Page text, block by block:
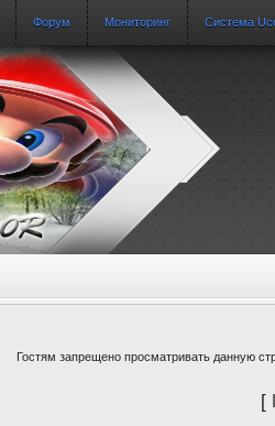
Форум Мониторинг Система
Гостям запрещено просматривать данную
[